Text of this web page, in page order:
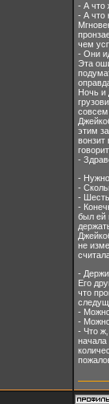
- А что
- А что
чем
- Они
Эта
Ночь и
совсем
этим
вонзит
-
-
-
-
-
был ей
не
-
Его
что
- Можно
-
- Что ж,
начала